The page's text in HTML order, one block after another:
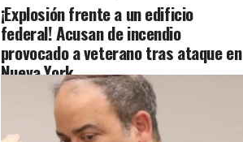
¡Explosión frente a un edificio
federal! Acusan de incendio
provocado a veterano tras ataque en
Nueva York